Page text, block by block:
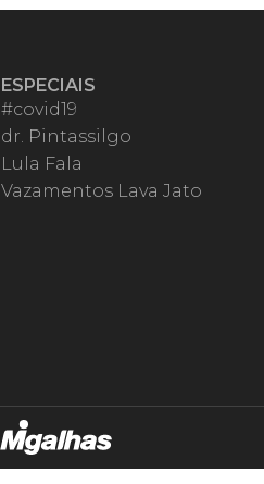
ESPECIAIS
#covid19
dr. Pintassilgo
Lula Fala
Vazamentos Lava Jato